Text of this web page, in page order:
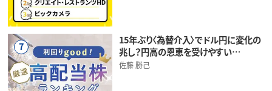
7
15年ぶり〈為替介入〉でドル円に変化の
兆し？円高の恩恵を受けやすい…
佐藤 勝己